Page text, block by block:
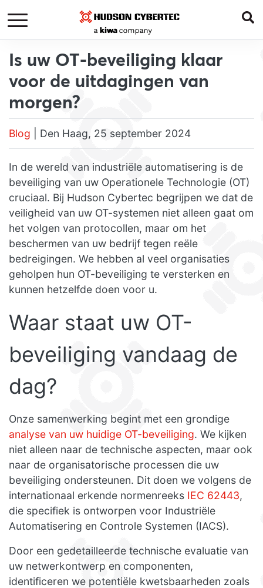
Is uw OT-beveiliging klaar
voor de uitdagingen van
morgen?
Blog | Den Haag, 25 september 2024
In de wereld van industriële automatisering is de
beveiliging van uw Operationele Technologie (OT)
cruciaal. Bij Hudson Cybertec begrijpen we dat de
veiligheid van uw OT-systemen niet alleen gaat om
het volgen van protocollen, maar om het
beschermen van uw bedrijf tegen reële
bedreigingen. We hebben al veel organisaties
geholpen hun OT-beveiliging te versterken en
kunnen hetzelfde doen voor u.
Waar staat uw OT-
beveiliging vandaag de
dag?
Onze samenwerking begint met een grondige
analyse van uw huidige OT-beveiliging. We kijken
niet alleen naar de technische aspecten, maar ook
naar de organisatorische processen die uw
beveiliging ondersteunen. Dit doen we volgens de
internationaal erkende normenreeks IEC 62443,
die specifiek is ontworpen voor Industriële
Automatisering en Controle Systemen (IACS).
Door een gedetailleerde technische evaluatie van
uw netwerkontwerp en componenten,
identificeren we potentiële kwetsbaarheden zoals